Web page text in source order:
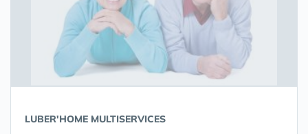
LUBER'HOME MULTISERVICES